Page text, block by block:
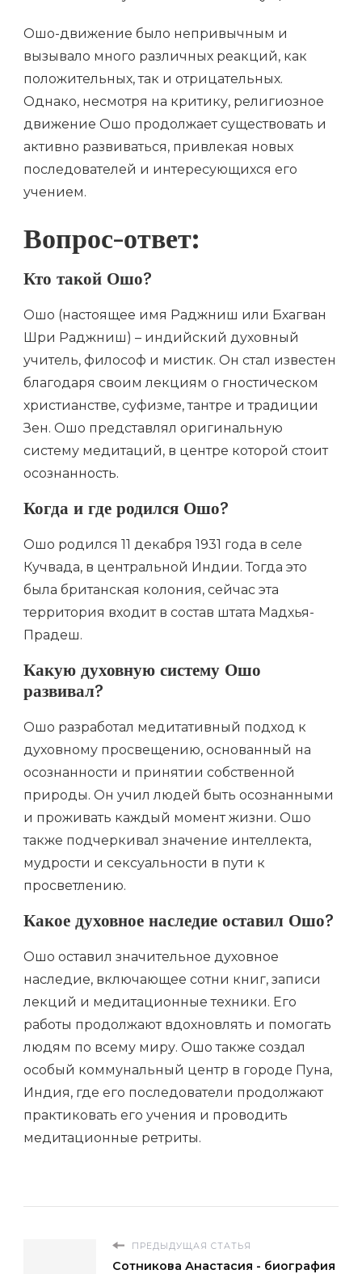
Ошо-движение было непривычным и
вызывало много различных реакций, как
положительных, так и отрицательных.
Однако, несмотря на критику, религиозное
движение Ошо продолжает существовать и
активно развиваться, привлекая новых
последователей и интересующихся его
учением.
Вопрос-ответ:
Кто такой Ошо?
Ошо (настоящее имя Раджниш или Бхагван
Шри Раджниш) – индийский духовный
учитель, философ и мистик. Он стал известен
благодаря своим лекциям о гностическом
христианстве, суфизме, тантре и традиции
Зен. Ошо представлял оригинальную
систему медитаций, в центре которой стоит
осознанность.
Когда и где родился Ошо?
Ошо родился 11 декабря 1931 года в селе
Кучвада, в центральной Индии. Тогда это
была британская колония, сейчас эта
территория входит в состав штата Мадхья-
Прадеш.
Какую духовную систему Ошо
развивал?
Ошо разработал медитативный подход к
духовному просвещению, основанный на
осознанности и принятии собственной
природы. Он учил людей быть осознанными
и проживать каждый момент жизни. Ошо
также подчеркивал значение интеллекта,
мудрости и сексуальности в пути к
просветлению.
Какое духовное наследие оставил Ошо?
Ошо оставил значительное духовное
наследие, включающее сотни книг, записи
лекций и медитационные техники. Его
работы продолжают вдохновлять и помогать
людям по всему миру. Ошо также создал
особый коммунальный центр в городе Пуна,
Индия, где его последователи продолжают
практиковать его учения и проводить
медитационные ретриты.
ПРЕДЫДУЩАЯ СТАТЬЯ
Сотникова Анастасия - биография